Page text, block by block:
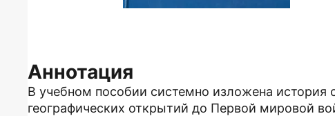
Аннотация
В учебном пособии системно изложена история
географических открытий до Первой мировой